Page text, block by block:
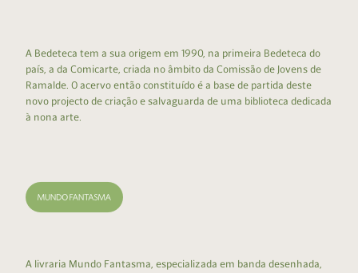
A Bedeteca tem a sua origem em 1990, na primeira Bedeteca do
país, a da Comicarte, criada no âmbito da Comissão de Jovens de
Ramalde. O acervo então constituído é a base de partida deste
novo projecto de criação e salvaguarda de uma biblioteca dedicada
à nona arte.
A livraria Mundo Fantasma, especializada em banda desenhada,